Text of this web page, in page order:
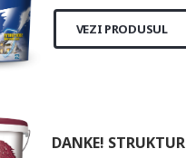
VEZI PRODUSUL
DANKE! STRUKTUR